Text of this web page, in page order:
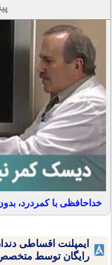
خداحافظی با کمردرد،
ایمپلنت اقساطی
رایگان توسط